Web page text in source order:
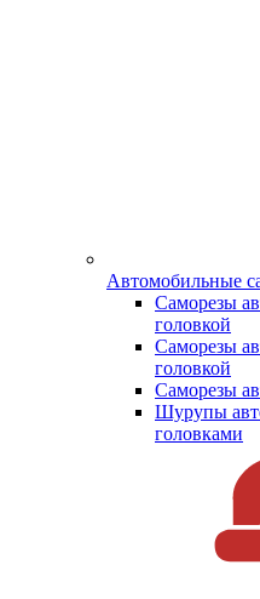
Автомобильные
Саморезы
головкой
Саморезы
головкой
Саморезы
Шурупы
головками